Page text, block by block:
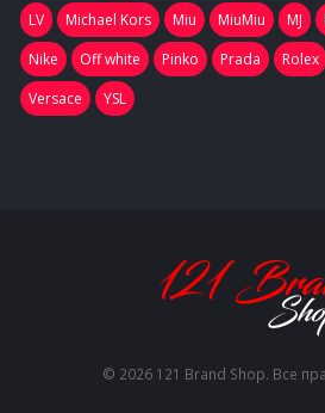
LV
Michael Kors Miu MiuMiu MJ
Nike
Off white Pinko Prada Rolex
Versace
YSL
© 2026 121 Brand Shop. Все